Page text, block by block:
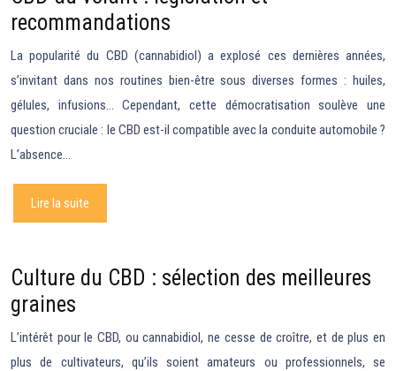
recommandations
La popularité du CBD (cannabidiol) a explosé ces dernières années,
s’invitant dans nos routines bien-être sous diverses formes : huiles,
gélules, infusions… Cependant, cette démocratisation soulève une
question cruciale : le CBD est-il compatible avec la conduite automobile ?
L’absence…
Lire la suite
Culture du CBD : sélection des meilleures
graines
L’intérêt pour le CBD, ou cannabidiol, ne cesse de croître, et de plus en
plus de cultivateurs, qu’ils soient amateurs ou professionnels, se